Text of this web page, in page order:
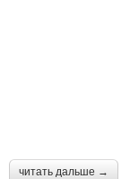
читать дальше →